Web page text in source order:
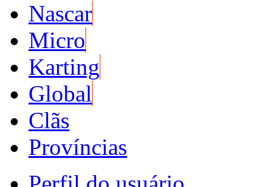
Nascar
Micro
Karting
Global
Clãs
Províncias